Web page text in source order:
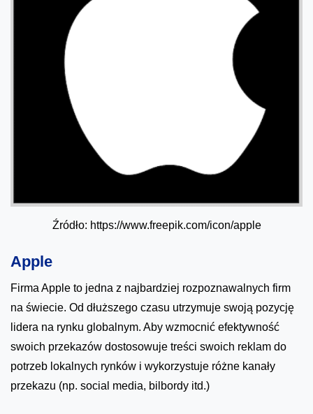
Źródło: https://www.freepik.com/icon/apple
Apple
Firma Apple to jedna z najbardziej rozpoznawalnych firm
na świecie. Od dłuższego czasu utrzymuje swoją pozycję
lidera na rynku globalnym. Aby wzmocnić efektywność
swoich przekazów dostosowuje treści swoich reklam do
potrzeb lokalnych rynków i wykorzystuje różne kanały
przekazu (np. social media, bilbordy itd.)